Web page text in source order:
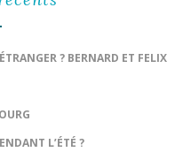
? BERNARD ET FELIX
L’ÉTÉ ?